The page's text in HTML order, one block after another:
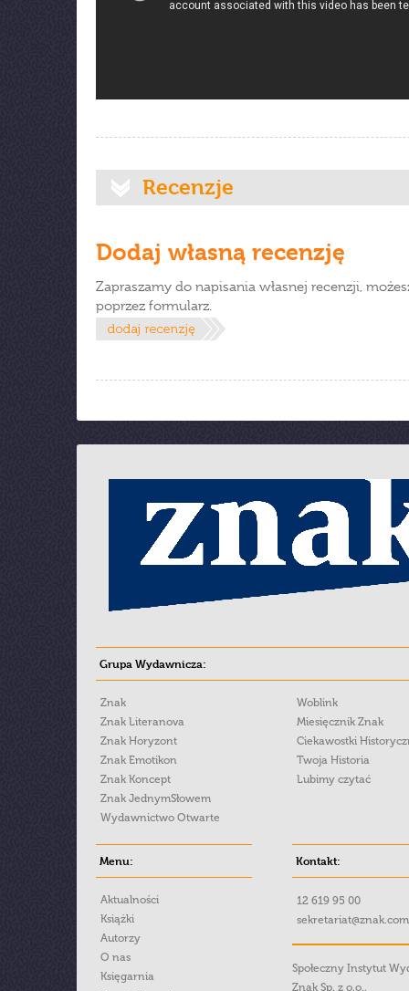
Recenzje
Dodaj własną recenzję
Zapraszamy do napisania własnej recenzji,
poprzez formularz.
Grupa Wydawnicza:
Znak
Znak Literanova
Znak Horyzont
Znak Emotikon
Znak Koncept
Znak JednymSłowem
Wydawnictwo Otwarte
Woblink
Miesięcznik Znak
Ciekawostki
Twoja Historia
Lubimy czytać
Menu:
Aktualności
Książki
Autorzy
O nas
Księgarnia
Kontakt:
12 619 95 00
Społeczny Instytut
Znak Sp. z o.o.,